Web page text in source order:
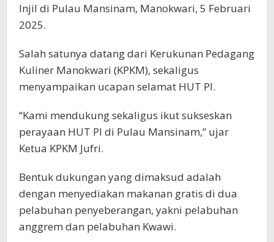
Injil di Pulau Mansinam, Manokwari, 5 Februari
2025.
Salah satunya datang dari Kerukunan Pedagang
Kuliner Manokwari (KPKM), sekaligus
menyampaikan ucapan selamat HUT PI.
“Kami mendukung sekaligus ikut sukseskan
perayaan HUT PI di Pulau Mansinam,” ujar
Ketua KPKM Jufri.
Bentuk dukungan yang dimaksud adalah
dengan menyediakan makanan gratis di dua
pelabuhan penyeberangan, yakni pelabuhan
anggrem dan pelabuhan Kwawi.